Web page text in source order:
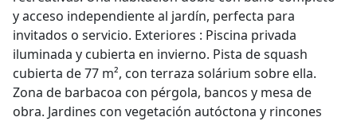
y acceso independiente al jardín, perfecta para
invitados o servicio. Exteriores : Piscina privada
iluminada y cubierta en invierno. Pista de squash
cubierta de 77 m², con terraza solárium sobre ella.
Zona de barbacoa con pérgola, bancos y mesa de
obra. Jardines con vegetación autóctona y rincones